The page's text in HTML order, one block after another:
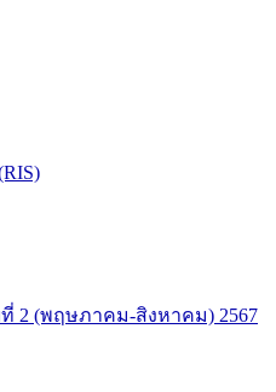
2 (พฤษภาคม-สิงหาคม) 2567